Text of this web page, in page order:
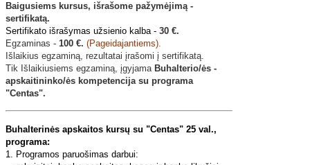
Baigusiems kursus, išrašome pažymėjimą -
sertifikatą.
Sertifikato išrašymas užsienio kalba - 30 €.
Egzaminas - 100 €. (Pageidajantiems).
Išlaikius egzaminą, rezultatai įrašomi į sertifikatą.
Tik Išlaikiusiems egzaminą, įgyjama Buhalterio/ės -
apskaitininko/ės kompetencija su programa
"Centas".
Buhalterinės apskaitos kursų su "Centas" 25 val.,
programa:
1. Programos paruošimas darbui: